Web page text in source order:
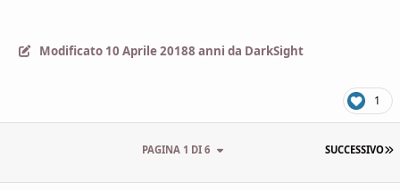
Modificato 10 Aprile 20188 anni da DarkSight
1
SUCCESSIVO
PAGINA 1 DI 6